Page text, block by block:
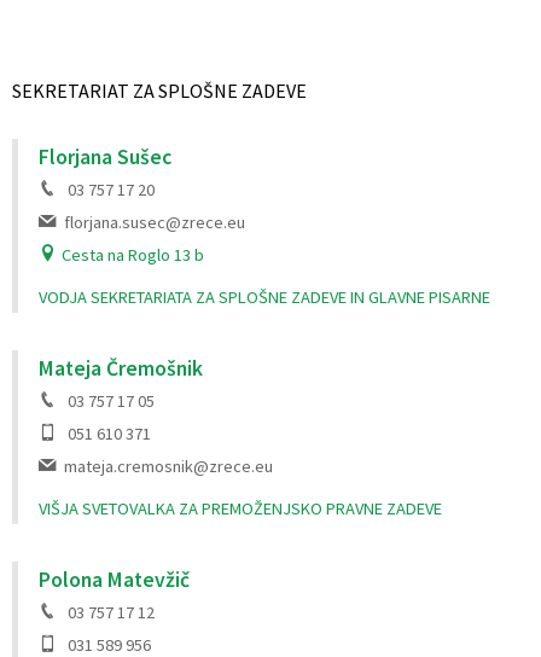
SEKRETARIAT ZA SPLOŠNE ZADEVE
Florjana Sušec
03 757 17 20
florjana.susec@zrece.eu
Cesta na Roglo 13 b
VODJA SEKRETARIATA ZA SPLOŠNE ZADEVE IN GLAVNE PISARNE
Mateja Čremošnik
03 757 17 05
051 610 371
mateja.cremosnik@zrece.eu
VIŠJA SVETOVALKA ZA PREMOŽENJSKO PRAVNE ZADEVE
Polona Matevžič
03 757 17 12
031 589 956